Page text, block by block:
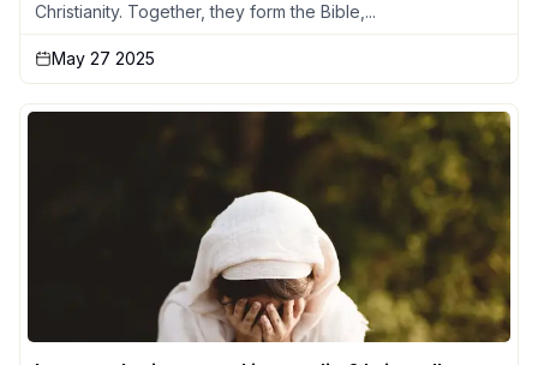
Christianity. Together, they form the Bible,...
May 27 2025